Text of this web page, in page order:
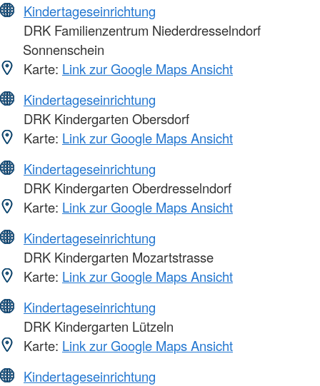
Kindertageseinrichtung
DRK Familienzentrum Niederdresselndorf
Sonnenschein
Karte: Link zur Google Maps Ansicht
Kindertageseinrichtung
DRK Kindergarten Obersdorf
Karte: Link zur Google Maps Ansicht
Kindertageseinrichtung
DRK Kindergarten Oberdresselndorf
Karte: Link zur Google Maps Ansicht
Kindertageseinrichtung
DRK Kindergarten Mozartstrasse
Karte: Link zur Google Maps Ansicht
Kindertageseinrichtung
DRK Kindergarten Lützeln
Karte: Link zur Google Maps Ansicht
Kindertageseinrichtung